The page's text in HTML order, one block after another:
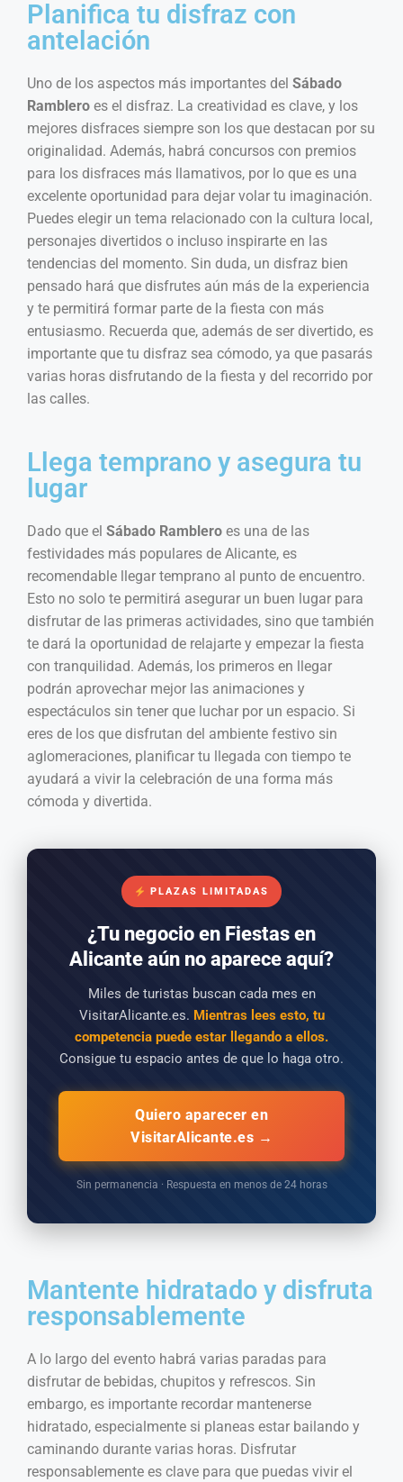
Planifica tu disfraz con
antelación
Uno de los aspectos más importantes del Sábado
Ramblero es el disfraz. La creatividad es clave, y los
mejores disfraces siempre son los que destacan por su
originalidad. Además, habrá concursos con premios
para los disfraces más llamativos, por lo que es una
excelente oportunidad para dejar volar tu imaginación.
Puedes elegir un tema relacionado con la cultura local,
personajes divertidos o incluso inspirarte en las
tendencias del momento. Sin duda, un disfraz bien
pensado hará que disfrutes aún más de la experiencia
y te permitirá formar parte de la fiesta con más
entusiasmo. Recuerda que, además de ser divertido, es
importante que tu disfraz sea cómodo, ya que pasarás
varias horas disfrutando de la fiesta y del recorrido por
las calles.
Llega temprano y asegura tu
lugar
Dado que el Sábado Ramblero es una de las
festividades más populares de Alicante, es
recomendable llegar temprano al punto de encuentro.
Esto no solo te permitirá asegurar un buen lugar para
disfrutar de las primeras actividades, sino que también
te dará la oportunidad de relajarte y empezar la fiesta
con tranquilidad. Además, los primeros en llegar
podrán aprovechar mejor las animaciones y
espectáculos sin tener que luchar por un espacio. Si
eres de los que disfrutan del ambiente festivo sin
aglomeraciones, planificar tu llegada con tiempo te
ayudará a vivir la celebración de una forma más
cómoda y divertida.
PLAZAS LIMITADAS
¿Tu negocio en Fiestas en
Alicante aún no aparece aquí?
Miles de turistas buscan cada mes en
VisitarAlicante.es. Mientras lees esto, tu
competencia puede estar llegando a ellos.
Consigue tu espacio antes de que lo haga otro.
Quiero aparecer en
VisitarAlicante.es →
Sin permanencia · Respuesta en menos de 24 horas
Mantente hidratado y disfruta
responsablemente
A lo largo del evento habrá varias paradas para
disfrutar de bebidas, chupitos y refrescos. Sin
embargo, es importante recordar mantenerse
hidratado, especialmente si planeas estar bailando y
caminando durante varias horas. Disfrutar
responsablemente es clave para que puedas vivir el